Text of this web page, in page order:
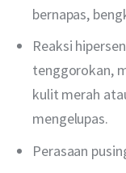
bernapas,
Reaksi
tenggorokan,
kulit merah
mengelupas.
Perasaan